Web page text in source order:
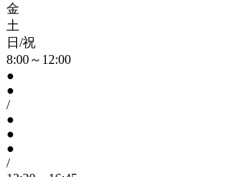
金
土
日/祝
8:00～12:00
●
●
/
●
●
●
/